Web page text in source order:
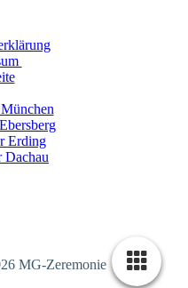
Erding
Dachau
MG-Zeremonie